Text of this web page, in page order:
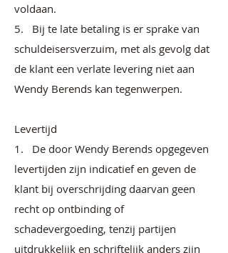
voldaan.
5. Bij te late betaling is er sprake van
schuldeisersverzuim, met als gevolg dat
de klant een verlate levering niet aan
Wendy Berends kan tegenwerpen.
Levertijd
1. De door Wendy Berends opgegeven
levertijden zijn indicatief en geven de
klant bij overschrijding daarvan geen
recht op ontbinding of
schadevergoeding, tenzij partijen
uitdrukkelijk en schriftelijk anders zijn